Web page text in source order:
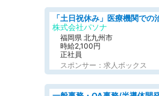
株式会社パソナ
福岡県 北九州市
時給2,100円
正社員
スポンサー：求人ボックス